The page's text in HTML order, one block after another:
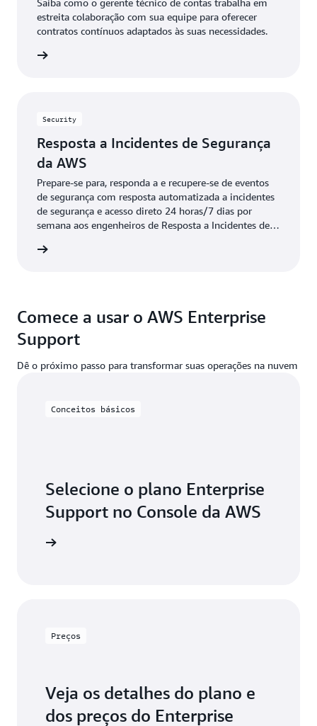
Saiba como o gerente técnico de contas trabalha em
estreita colaboração com sua equipe para oferecer
contratos contínuos adaptados às suas necessidades.
Security
Resposta a Incidentes de Segurança
da AWS
Prepare-se para, responda a e recupere-se de eventos
de segurança com resposta automatizada a incidentes
de segurança e acesso direto 24 horas/7 dias por
semana aos engenheiros de Resposta a Incidentes de
Comece a usar o AWS Enterprise
Support
Dê o próximo passo para transformar suas operações na nuvem
Conceitos básicos
Selecione o plano Enterprise
Support no Console da AWS
Preços
Veja os detalhes do plano e
dos preços do Enterprise